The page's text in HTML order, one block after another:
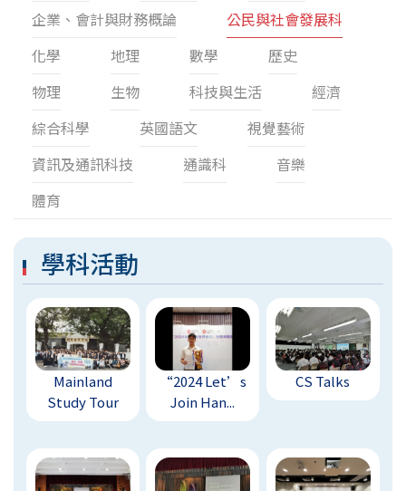
企業、會計與財務概論
公民與社會發展科
化學
地理 數學
歷史
物理
生物 科技與生活
經濟
綜合科學
英國語文
視覺藝術
資訊及通訊科技
通識科
音樂
體育
學科活動
Mainland
Study Tour
“2024 Let’s
Join Han...
CS Talks